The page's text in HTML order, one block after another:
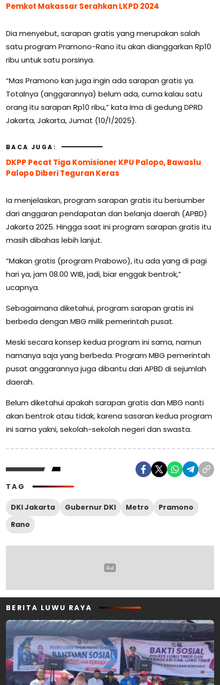
Pemkot Makassar Serahkan LKPD 2024
Dia menyebut, sarapan gratis yang merupakan salah
satu program Pramono-Rano itu akan dianggarkan Rp10
ribu untuk satu porsinya.
“Mas Pramono kan juga ingin ada sarapan gratis ya.
Totalnya (anggarannya) belum ada, cuma kalau satu
orang itu sarapan Rp10 ribu,” kata Ima di gedung DPRD
Jakarta, Jakarta, Jumat (10/1/2025).
BACA JUGA:
DKPP Pecat Tiga Komisioner KPU Palopo, Bawaslu
Palopo Diberi Teguran Keras
Ia menjelaskan, program sarapan gratis itu bersumber
dari anggaran pendapatan dan belanja daerah (APBD)
Jakarta 2025. Hingga saat ini program sarapan gratis itu
masih dibahas lebih lanjut.
“Makan gratis (program Prabowo), itu ada yang di pagi
hari ya, jam 08.00 WIB, jadi, biar enggak bentrok,”
ucapnya.
Sebagaimana diketahui, program sarapan gratis ini
berbeda dengan MBG milik pemerintah pusat.
Meski secara konsep kedua program ini sama, namun
namanya saja yang berbeda. Program MBG pemerintah
pusat anggarannya juga dibantu dari APBD di sejumlah
daerah.
Belum diketahui apakah sarapan gratis dan MBG nanti
akan bentrok atau tidak, karena sasaran kedua program
ini sama yakni, sekolah-sekolah negeri dan swasta.
TAG
DKI Jakarta Gubernur DKI Metro
Pramono
Rano
BERITA LUWU RAYA